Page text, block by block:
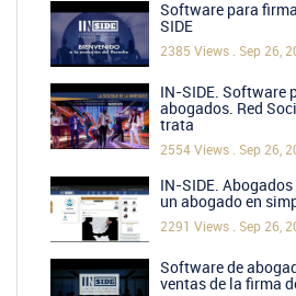
Software para
SIDE
2385 Views . Sep 26,
IN-SIDE. Software
abogados. Red
trata
2554 Views . Sep 26,
IN-SIDE.
un abogado en
2291 Views . Sep 26,
Software de
ventas de la firma